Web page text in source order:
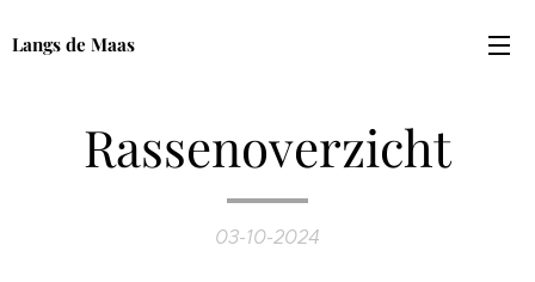
Langs de Maas
Rassenoverzicht
03-10-2024